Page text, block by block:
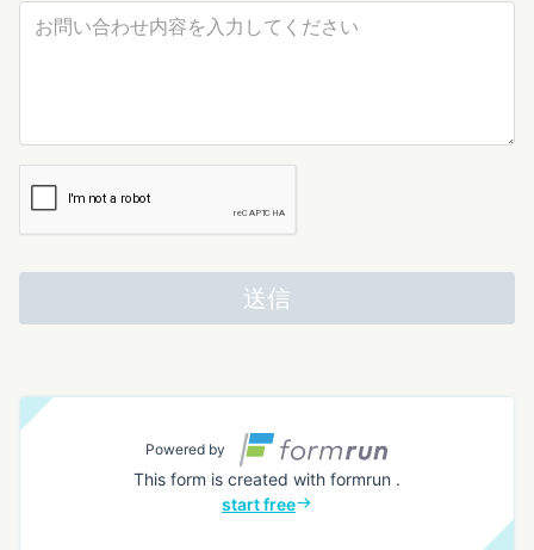
送信
Powered by
This form is created with formrun .
start free